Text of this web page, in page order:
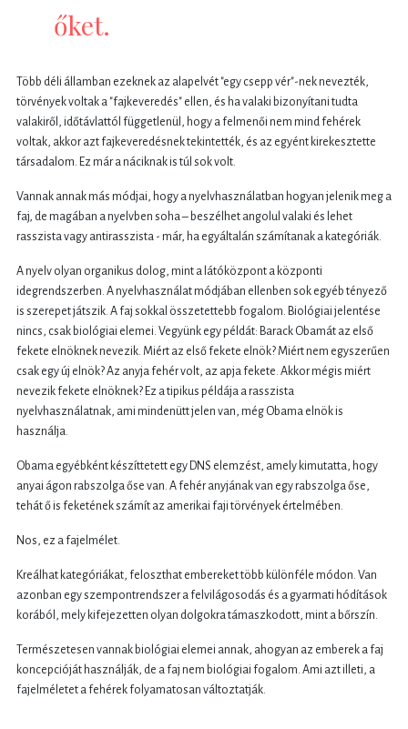
őket.
Több déli államban ezeknek az alapelvét "egy csepp vér"-nek nevezték,
törvények voltak a "fajkeveredés" ellen, és ha valaki bizonyítani tudta
valakiről, időtávlattól függetlenül, hogy a felmenői nem mind fehérek
voltak, akkor azt fajkeveredésnek tekintették, és az egyént kirekesztette
társadalom. Ez már a náciknak is túl sok volt.
Vannak annak más módjai, hogy a nyelvhasználatban hogyan jelenik meg a
faj, de magában a nyelvben soha – beszélhet angolul valaki és lehet
rasszista vagy antirasszista - már, ha egyáltalán számítanak a kategóriák.
A nyelv olyan organikus dolog, mint a látóközpont a központi
idegrendszerben. A nyelvhasználat módjában ellenben sok egyéb tényező
is szerepet játszik. A faj sokkal összetettebb fogalom. Biológiai jelentése
nincs, csak biológiai elemei. Vegyünk egy példát: Barack Obamát az első
fekete elnöknek nevezik. Miért az első fekete elnök? Miért nem egyszerűen
csak egy új elnök? Az anyja fehér volt, az apja fekete. Akkor mégis miért
nevezik fekete elnöknek? Ez a tipikus példája a rasszista
nyelvhasználatnak, ami mindenütt jelen van, még Obama elnök is
használja.
Obama egyébként készíttetett egy DNS elemzést, amely kimutatta, hogy
anyai ágon rabszolga őse van. A fehér anyjának van egy rabszolga őse,
tehát ő is feketének számít az amerikai faji törvények értelmében.
Nos, ez a fajelmélet.
Kreálhat kategóriákat, feloszthat embereket több különféle módon. Van
azonban egy szempontrendszer a felvilágosodás és a gyarmati hódítások
korából, mely kifejezetten olyan dolgokra támaszkodott, mint a bőrszín.
Természetesen vannak biológiai elemei annak, ahogyan az emberek a faj
koncepcióját használják, de a faj nem biológiai fogalom. Ami azt illeti, a
fajelméletet a fehérek folyamatosan változtatják.